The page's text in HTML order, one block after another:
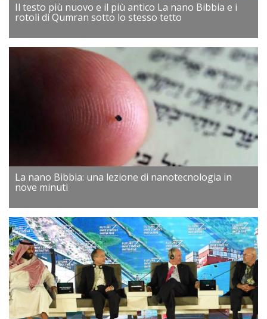
Il testo più nuovo e il più antico La nano Bibbia e i
rotoli di Qumran sotto lo stesso tetto
La nano Bibbia: una lezione di nanotecnologia in
nove minuti